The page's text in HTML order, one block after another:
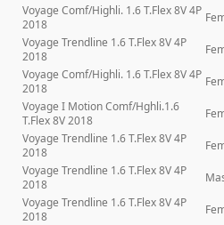
Voyage Comf/Highli. 1.6 T.Flex 8V 4P
2018
Voyage Trendline 1.6 T.Flex 8V 4P
2018
Voyage Comf/Highli. 1.6 T.Flex 8V 4P
2018
Voyage I Motion Comf/Hghli.1.6
T.Flex 8V 2018
Voyage Trendline 1.6 T.Flex 8V 4P
2018
Voyage Trendline 1.6 T.Flex 8V 4P
2018
Voyage Trendline 1.6 T.Flex 8V 4P
2018